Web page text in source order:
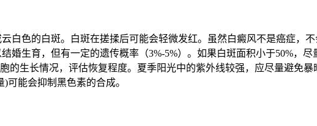
白色的白斑。白斑在搓揉后可能会轻微发红。虽然白癜风不是癌症，
生育，但有一定的遗传概率（3%-5%）。如果白斑面积小于50%，
的生长情况，评估恢复程度。夏季阳光中的紫外线较强，应尽量避免
可能会抑制黑色素的合成。